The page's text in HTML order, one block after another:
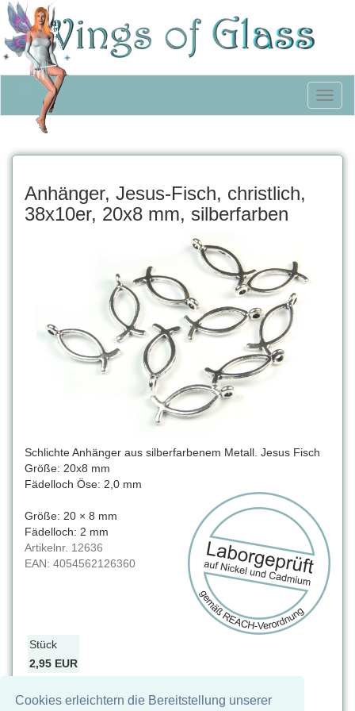
Cookies erleichtern die Bereitstellung unserer
Anhänger, Jesus-Fisch, christlich,
38x10er, 20x8 mm, silberfarben
Schlichte Anhänger aus silberfarbenem Metall. Jesus Fisch
Größe: 20x8 mm
Fädelloch Öse: 2,0 mm
Größe: 20 × 8 mm
Fädelloch: 2 mm
Artikelnr. 12636
EAN: 4054562126360
Stück
2,95 EUR
Dieses Produkt ist im Moment nicht verfügbar